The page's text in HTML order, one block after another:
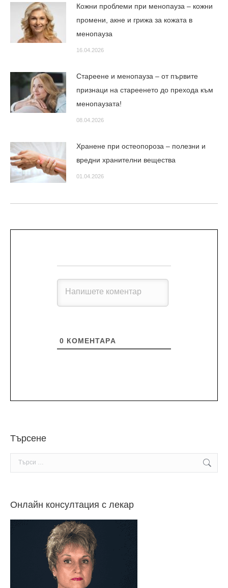
Кожни проблеми при менопауза – кожни
промени, акне и грижа за кожата в
менопауза
16.04.2026
Стареене и менопауза – от първите
признаци на стареенето до прехода към
менопаузата!
08.04.2026
Хранене при остеопороза – полезни и
вредни хранителни вещества
01.04.2026
0 КОМЕНТАРA
Търсене
Search:
Онлайн консултация с лекар